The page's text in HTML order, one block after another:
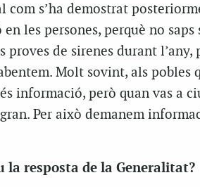
com s’ha demostrat
les persones, perquè no
proves de sirenes durant l’any,
Molt sovint, als
informació, però quan vas a
Per això demanem
la resposta de la Generalitat?